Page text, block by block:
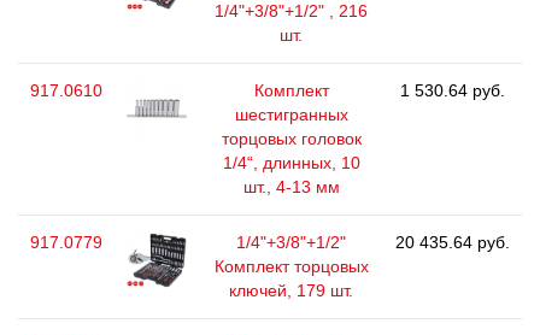
1/4"+3/8"+1/2" , 216
шт.
917.0610
Комплект
шестигранных
торцовых головок
1/4“, длинных, 10
шт., 4-13 мм
1 530.64 руб.
917.0779
1/4"+3/8"+1/2"
Комплект торцовых
ключей, 179 шт.
20 435.64 руб.